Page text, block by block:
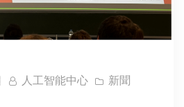
人工智能中心
新聞